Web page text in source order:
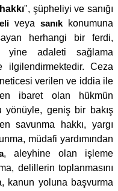
", şüpheliyi ve sanığı
veya sanık konumuna
herhangi bir ferdi,
yine adaleti sağlama
Ceza
verilen ve iddia ile
ibaret olan hükmün
yönüyle, geniş bir bakış
savunma hakkı, yargı
müdafi yardımından
, aleyhine olan işleme
delillerin toplanmasını
kanun yoluna başvurma